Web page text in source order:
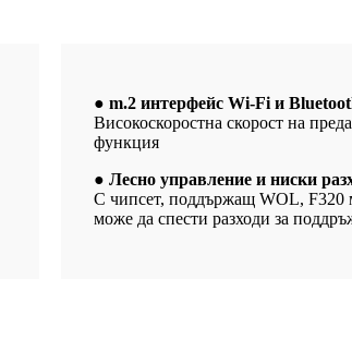
● m.2 интерфейс Wi-Fi и
Високоскоростна скорост на
функция
● Лесно управление и ниски
С чипсет, поддържащ WOL, F320
може да спести разходи за